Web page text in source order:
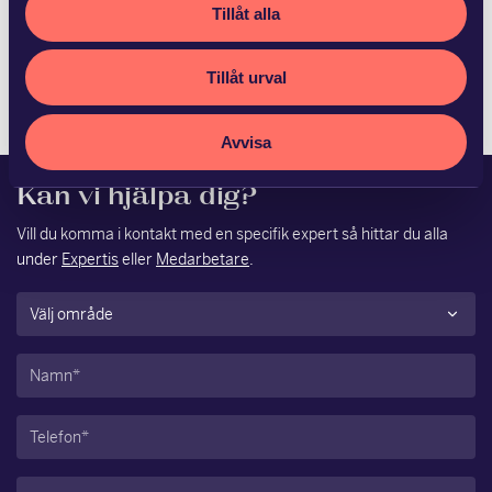
Tillåt alla
Tillåt urval
Avvisa
Fagersta kommun och Ludvika Kommun Stadshus AB har
med hälften vardera förvärvat Vattenfalls 50,6 procent av
aktierna i Västerbergslagens Energi AB. S…
Kan vi hjälpa dig?
Vill du komma i kontakt med en specifik expert så hittar du alla
under Expertiseller Medarbetare.
Område(Obligatoriskt)
Namn(Obligatoriskt)
Telefon(Obligatoriskt)